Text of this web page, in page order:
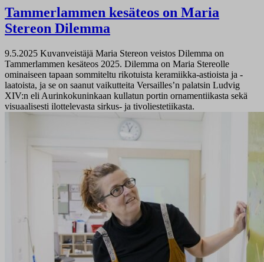
Tammerlammen kesäteos on Maria
Stereon Dilemma
9.5.2025 Kuvanveistäjä Maria Stereon veistos Dilemma on
Tammerlammen kesäteos 2025. Dilemma on Maria Stereolle
ominaiseen tapaan sommiteltu rikotuista keramiikka-astioista ja -
laatoista, ja se on saanut vaikutteita Versailles’n palatsin Ludvig
XIV:n eli Aurinkokuninkaan kullatun portin ornamentiikasta sekä
visuaalisesti ilottelevasta sirkus- ja tivoliestetiikasta.